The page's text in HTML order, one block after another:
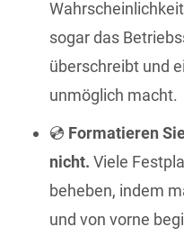
sogar das
überschreibt und
unmöglich macht.
💿 Formatieren
nicht. Viele
beheben, indem
und von vorne